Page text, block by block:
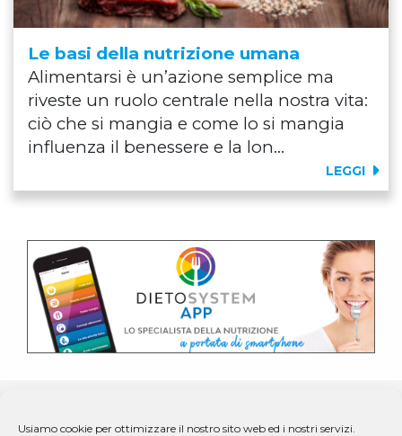
Usiamo cookie per ottimizzare il nostro sito web ed i nostri servizi.
Le basi della nutrizione umana
Alimentarsi è un’azione semplice ma
riveste un ruolo centrale nella nostra vita:
ciò che si mangia e come lo si mangia
influenza il benessere e la lon...
LEGGI